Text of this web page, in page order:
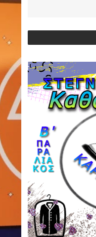
ΠΑΣΟΚ
πρότασης
Ακρίβεια:
επιλογές οι
03/05/2026 |
Υεμένη:
03/05/2026 |
Αντιδρά
ο Γιώργος
02/05/2026 |
κάθε
02/05/2026 |